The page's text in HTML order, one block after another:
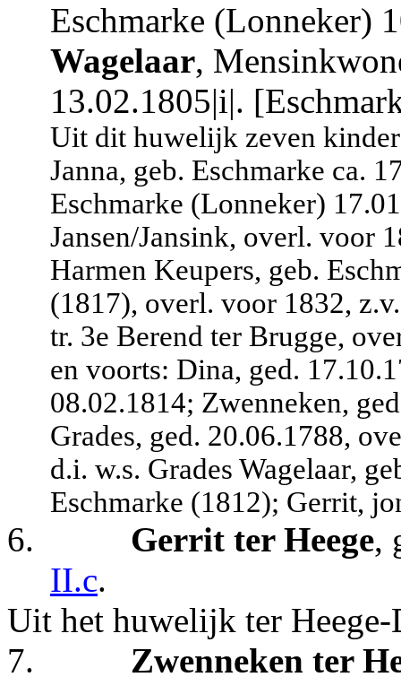
Eschmarke (Lonneker)
Wagelaar,
13.02.1805|i|.
Uit dit huwelijk zeven
Janna, geb. Eschmarke ca.
Eschmarke (Lonneker)
Jansen/Jansink, overl. voor
Harmen Keupers, geb.
(1817), overl. voor 1832,
tr. 3e Berend ter Brugge,
en voorts: Dina, ged.
08.02.1814; Zwenneken,
Grades, ged. 20.06.1788,
d.i. w.s. Grades Wagelaar,
Eschmarke (1812); Gerrit,
6. Gerrit ter Heege,
II.c.
Uit het huwelijk ter
7.
Zwenneken ter